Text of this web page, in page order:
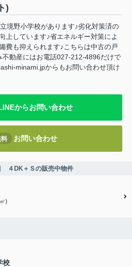
)
境野小学校があります♪劣化対策済の
上しています♪省エネルギー対策によ
費も抑えられます♪こちらは中古の戸
不動産にはお電話027-212-4896だけで
minami.jpからもお問い合わせ頂け
からお問い合わせ
お問い合わせ
４DK＋Ｓの販売中物件
)
校